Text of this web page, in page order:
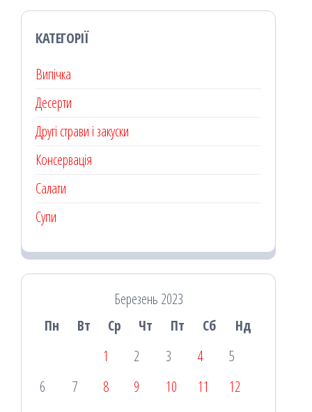
КАТЕГОРІЇ
Випічка
Десерти
Другі страви і закуски
Консервація
Салати
Супи
Березень 2023
Пн
Вт Ср Чт Пт Сб
Нд
1
2 3 4
5
6
7 8 9 10 11
12